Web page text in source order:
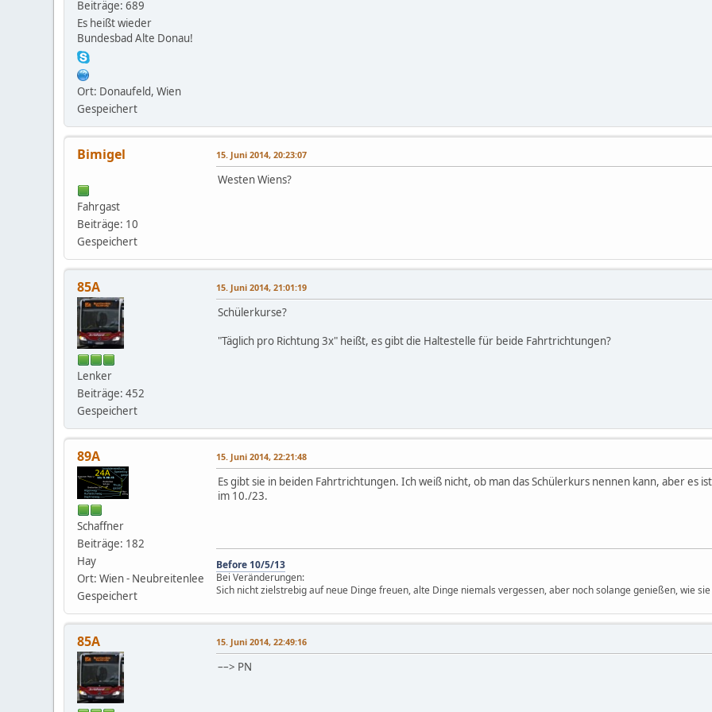
Beiträge: 689
Es heißt wieder
Bundesbad Alte Donau!
Ort: Donaufeld, Wien
Gespeichert
Bimigel
Fahrgast
Beiträge: 10
Gespeichert
15. Juni 2014, 20:23:07
Westen Wiens?
85A
Lenker
Beiträge: 452
Gespeichert
15. Juni 2014, 21:01:19
Schülerkurse?
"Täglich pro Richtung 3x" heißt, es gibt die Haltestelle für beide Fahrtrichtungen?
89A
Schaffner
Beiträge: 182
Hay
Ort: Wien - Neubreitenlee
Gespeichert
15. Juni 2014, 22:21:48
Es gibt sie in beiden Fahrtrichtungen. Ich weiß nicht, ob man das Schülerkurs nennen kann, aber es
im 10./23.
Before 10/5/13
Bei Veränderungen:
Sich nicht zielstrebig auf neue Dinge freuen, alte Dinge niemals vergessen, aber noch solange genießen, wie
85A 15. Juni 2014, 22:49:16
––> PN